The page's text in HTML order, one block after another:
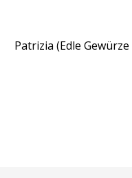
Patrizia (Edle Gewürze